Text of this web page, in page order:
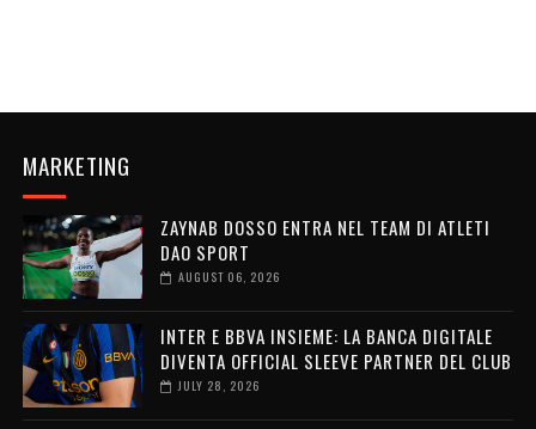
MARKETING
ZAYNAB DOSSO ENTRA NEL TEAM DI ATLETI
DAO SPORT
AUGUST 06, 2026
INTER E BBVA INSIEME: LA BANCA DIGITALE
DIVENTA OFFICIAL SLEEVE PARTNER DEL CLUB
JULY 28, 2026